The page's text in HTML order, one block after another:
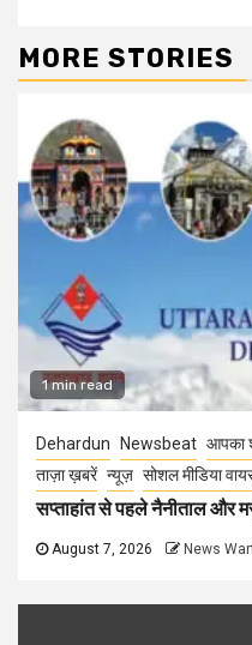
MORE STORIES
1 min read
Dehardun Newsbeat आपका
ताज़ा ख़बरें न्यूज़ सोशल मीडिया
सप्ताहांत से पहले नैनीताल और
August 7, 2026 News